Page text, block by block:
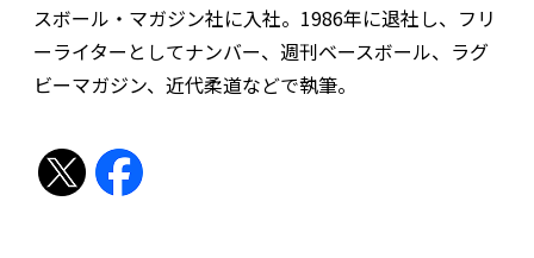
スボール・マガジン社に入社。1986年に退社し、フリ
ーライターとしてナンバー、週刊ベースボール、ラグ
ビーマガジン、近代柔道などで執筆。